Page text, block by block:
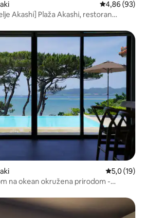
Prosječna
4,86 (93)
Akashi] Plaža Akashi, restoran
u kojem ćete uživati u ostrvskom
ryukyu arhitekturi
Prosječna
5,0 (19)
na okean okružena prirodom -